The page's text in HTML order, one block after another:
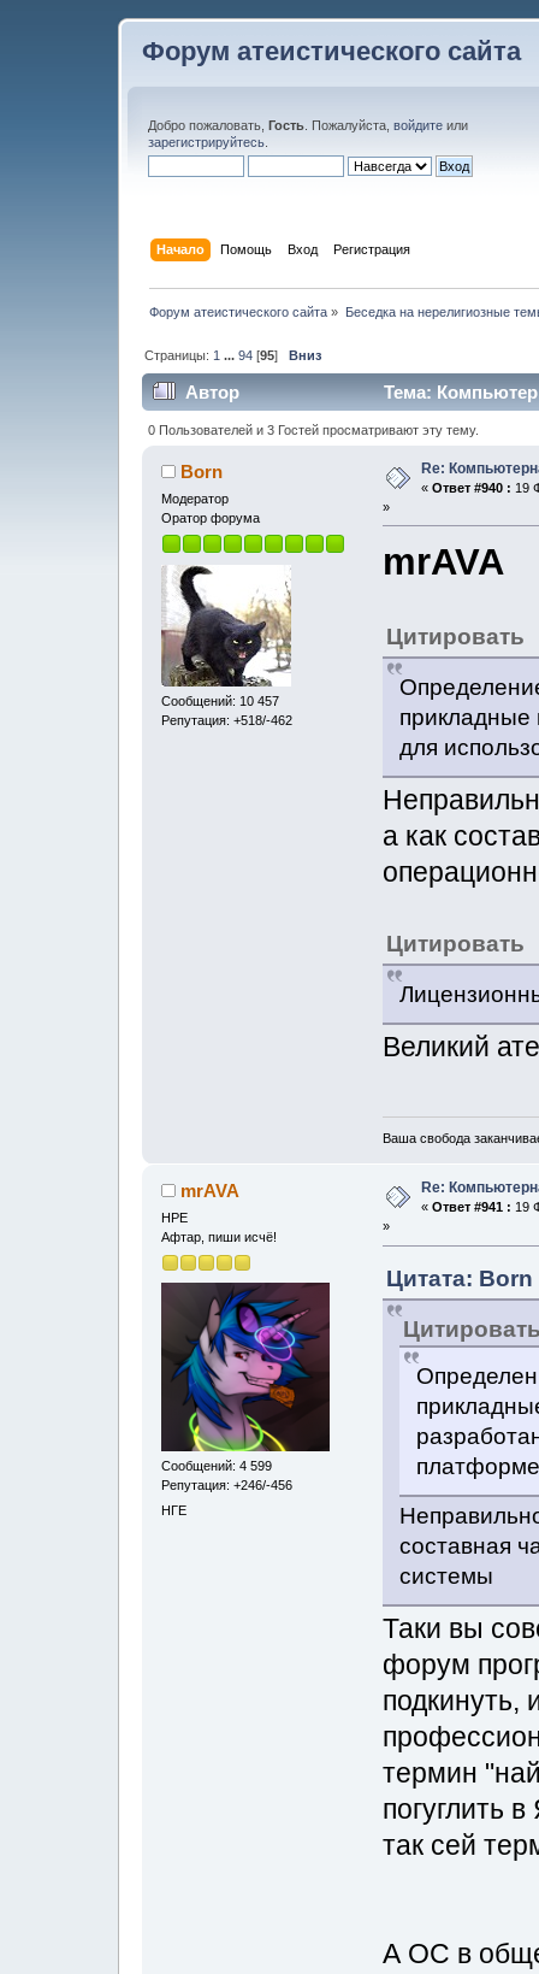
Форум атеистического сайта
Добро пожаловать, Гость . Пожалуйста, войдите или
зарегистрируйтесь
Начало Помощь Вход Регистрация
Форум атеистического сайта » Беседка на нерелигиозные
Страницы: 1 ...94 [95]Вниз
Автор Тема:
0 Пользователей и 3 Гостей просматривают эту тему.
Born
Модератор
Оратор форума
Сообщений: 10 457
Репутация: +518/-462
Re:
« Ответ #940 : 19
»
mrAVA
Цитировать
для
а как
Цитировать
Великий
Ваша свобода
mrAVA
НРЕ
Афтар, пиши исчё!
Сообщений: 4 599
Репутация: +246/-456
НГЕ
Re:
« Ответ #941 : 19
»
Цитата:
платформе
составная
системы
Таки вы
форум
подкинуть,
термин
погуглить
так сей
А ОС в